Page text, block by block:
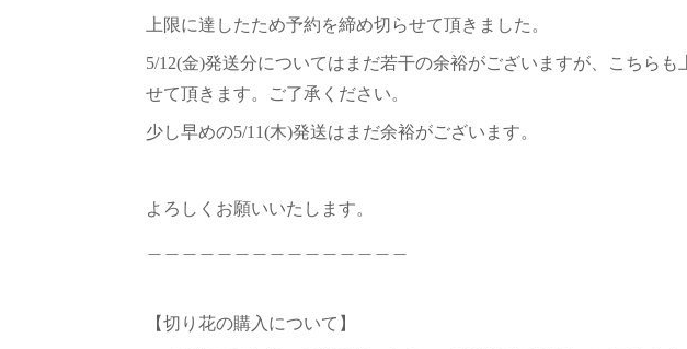
上限に達したため予約を締め切らせて頂きました。
5/12(金)発送分についてはまだ若干の余裕がございますが、こちらも
せて頂きます。ご了承ください。
少し早めの5/11(木)発送はまだ余裕がございます。
よろしくお願いいたします。
【切り花の購入について】